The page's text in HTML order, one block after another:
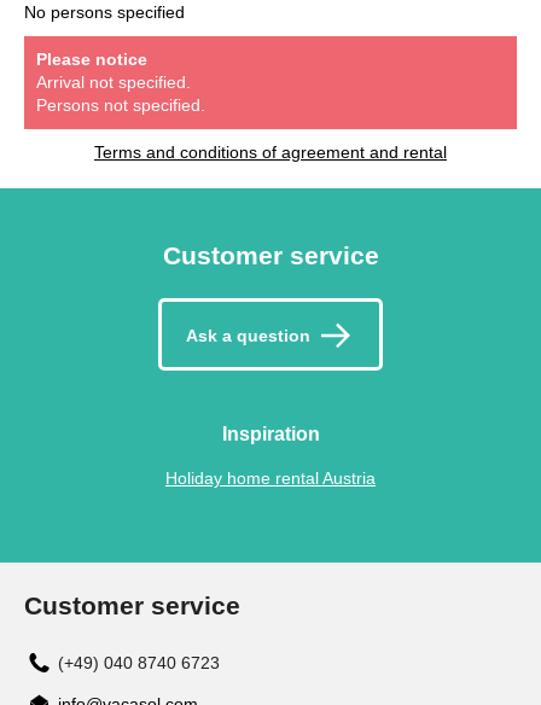
No persons specified
Please notice
Arrival not specified.
Persons not specified.
Terms and conditions of agreement and rental
Customer service
Ask a question
Inspiration
Holiday home rental Austria
Customer service
(+49) 040 8740 6723